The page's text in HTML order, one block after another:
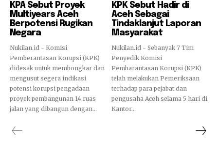
KPA Sebut Proyek
Multiyears Aceh
Berpotensi Rugikan
Negara
Nukilan.id - Komisi
Pemberantasan Korupsi (KPK)
didesak untuk membongkar dan
mengusut segera indikasi
potensi korupsi pengadaan
proyek pembangunan 14 ruas
jalan yang dibangun dengan...
KPK Sebut Hadir di
Aceh Sebagai
Tindaklanjut Laporan
Masyarakat
Nukilan.id - Sebanyak 7 Tim
Penyedik Komisi
Pembarantasan Korupsi (KPK)
telah melakukan Pemeriksaan
terhadap para pejabat dan
pengusaha Aceh selama 5 hari di
Kantor...